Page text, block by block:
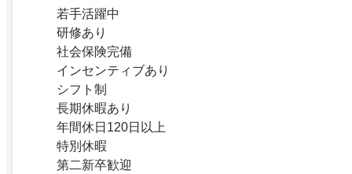
若手活躍中
研修あり
社会保険完備
インセンティブあり
シフト制
長期休暇あり
年間休日120日以上
特別休暇
第二新卒歓迎